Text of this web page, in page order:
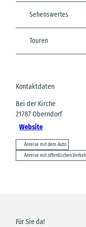
Sehenswertes
Touren
Kontaktdaten
Bei der Kirche
21787Oberndorf
Website
Anreise mit dem Auto
Anreise mit öffentlichen
Für Sie da!